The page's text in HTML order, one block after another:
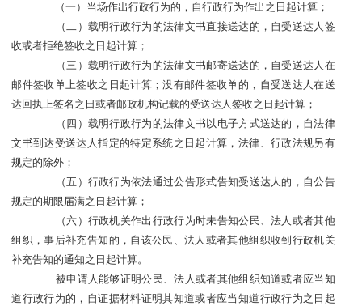
（一）当场作出行政行为的，自行政行为作出之日起计算；
（二）载明行政行为的法律文书直接送达的，自受送达人签
收或者拒绝签收之日起计算；
（三）载明行政行为的法律文书邮寄送达的，自受送达人在
邮件签收单上签收之日起计算；没有邮件签收单的，自受送达人在送
达回执上签名之日或者邮政机构记载的受送达人签收之日起计算；
（四）载明行政行为的法律文书以电子方式送达的，自法律
文书到达受送达人指定的特定系统之日起计算，法律、行政法规另有
规定的除外；
（五）行政行为依法通过公告形式告知受送达人的，自公告
规定的期限届满之日起计算；
（六）行政机关作出行政行为时未告知公民、法人或者其他
组织，事后补充告知的，自该公民、法人或者其他组织收到行政机关
补充告知的通知之日起计算。
被申请人能够证明公民、法人或者其他组织知道或者应当知
道行政行为的，自证据材料证明其知道或者应当知道行政行为之日起